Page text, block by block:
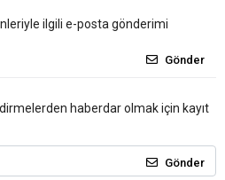
ilgili e-posta gönderimi
Gönder
haberdar olmak için kayıt
Gönder